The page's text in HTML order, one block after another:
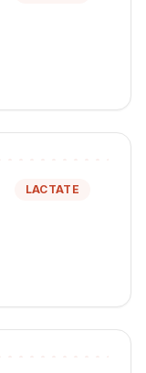
LACTATE